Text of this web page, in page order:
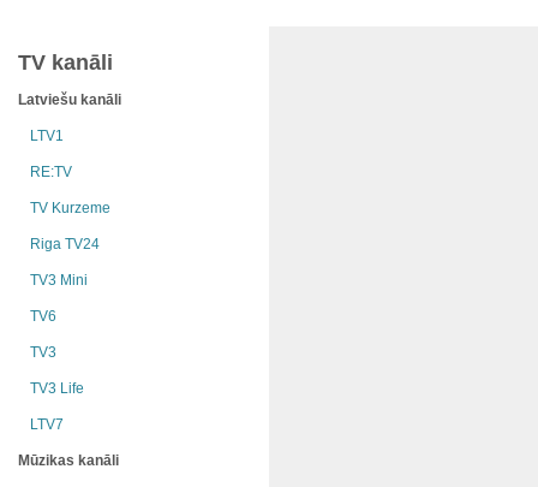
TV kanāli
Latviešu kanāli
LTV1
RE:TV
TV Kurzeme
Riga TV24
TV3 Mini
TV6
TV3
TV3 Life
LTV7
Mūzikas kanāli